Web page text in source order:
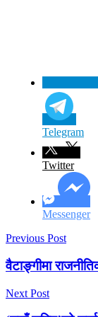
Telegram
Twitter
Messenger
Previous Post
वैटाङ्गीमा
Next Post